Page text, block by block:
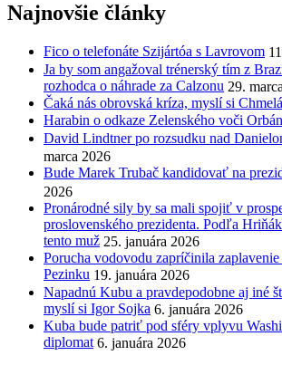
Najnovšie články
Fico o telefonáte Szijártóa s Lavrovom
Ja by som angažoval trénerský tím z
rozhodca o náhrade za Calzonu 29.
Čaká nás obrovská kríza, myslí si
Harabin o odkaze Zelenského voči
David Lindtner po rozsudku nad
marca 2026
Bude Marek Trubač kandidovať na
2026
Pronárodné sily by sa mali spojiť v
proslovenského prezidenta. Podľa
tento muž 25. januára 2026
Porucha vodovodu zapríčinila
Pezinku 19. januára 2026
Napadnú Kubu a pravdepodobne aj iné
myslí si Igor Sojka 6. januára 2026
Kuba bude patriť pod sféry vplyvu
diplomat 6. januára 2026